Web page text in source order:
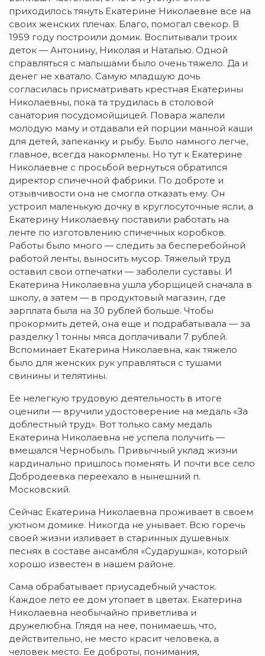
приходилось тянуть Екатерине Николаевне все на
своих женских плечах. Благо, помогал свекор. В
1959 году построили домик. Воспитывали троих
деток — Антонину, Николая и Наталью. Одной
справляться с малышами было очень тяжело. Да и
денег не хватало. Самую младшую дочь
согласилась присматривать крестная Екатерины
Николаевны, пока та трудилась в столовой
санатория посудомойщицей. Повара жалели
молодую маму и отдавали ей порции манной каши
для детей, запеканку и рыбу. Было намного легче,
главное, всегда накормлены. Но тут к Екатерине
Николаевне с просьбой вернуться обратился
директор спичечной фабрики. По доброте и
отзывчивости она не смогла отказать ему. Он
устроил маленькую дочку в круглосуточные ясли, а
Екатерину Николаевну поставили работать на
ленте по изготовлению спичечных коробков.
Работы было много — следить за бесперебойной
работой ленты, выносить мусор. Тяжелый труд
оставил свои отпечатки — заболели суставы. И
Екатерина Николаевна ушла уборщицей сначала в
школу, а затем — в продуктовый магазин, где
зарплата была на 30 рублей больше. Чтобы
прокормить детей, она еще и подрабатывала — за
разделку 1 тонны мяса доплачивали 7 рублей.
Вспоминает Екатерина Николаевна, как тяжело
было для женских рук управляться с тушами
свинины и телятины.
Ее нелегкую трудовую деятельность в итоге
оценили — вручили удостоверение на медаль «За
доблестный труд». Вот только саму медаль
Екатерина Николаевна не успела получить —
вмешался Чернобыль. Привычный уклад жизни
кардинально пришлось поменять. И почти все село
Добродеевка переехало в нынешний п.
Московский.
Сейчас Екатерина Николаевна проживает в своем
уютном домике. Никогда не унывает. Всю горечь
своей жизни изливает в старинных душевных
песнях в составе ансамбля «Сударушка», который
хорошо известен в нашем районе.
Сама обрабатывает приусадебный участок.
Каждое лето ее дом утопает в цветах. Екатерина
Николаевна необычайно приветлива и
дружелюбна. Глядя на нее, понимаешь, что,
действительно, не место красит человека, а
человек место. Ее доброты, понимания,